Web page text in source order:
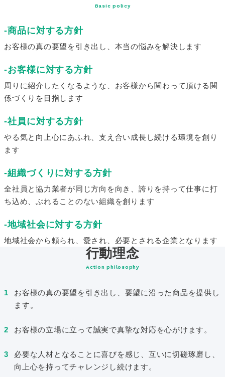
Basic policy
商品に対する方針
お客様の真の要望を引き出し、本当の悩みを解決します
お客様に対する方針
周りに紹介したくなるような、お客様から関わって頂ける関
係づくりを目指します
社員に対する方針
やる気と向上心にあふれ、支え合い成長し続ける環境を創り
ます
組織づくりに対する方針
全社員と協力業者が同じ方向を向き、誇りを持って仕事に打
ち込め、ぶれることのない組織を創ります
地域社会に対する方針
地域社会から頼られ、愛され、必要とされる企業となります
行動理念
Action philosophy
お客様の真の要望を引き出し、要望に沿った商品を提供し
ます。
お客様の立場に立って誠実で真摯な対応を心がけます。
必要な人材となることに喜びを感じ、互いに切磋琢磨し、
向上心を持ってチャレンジし続けます。